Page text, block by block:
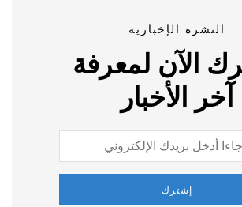
النشرة الإخبارية
الآن لمعرفة
آخر الأخبار
إشترك